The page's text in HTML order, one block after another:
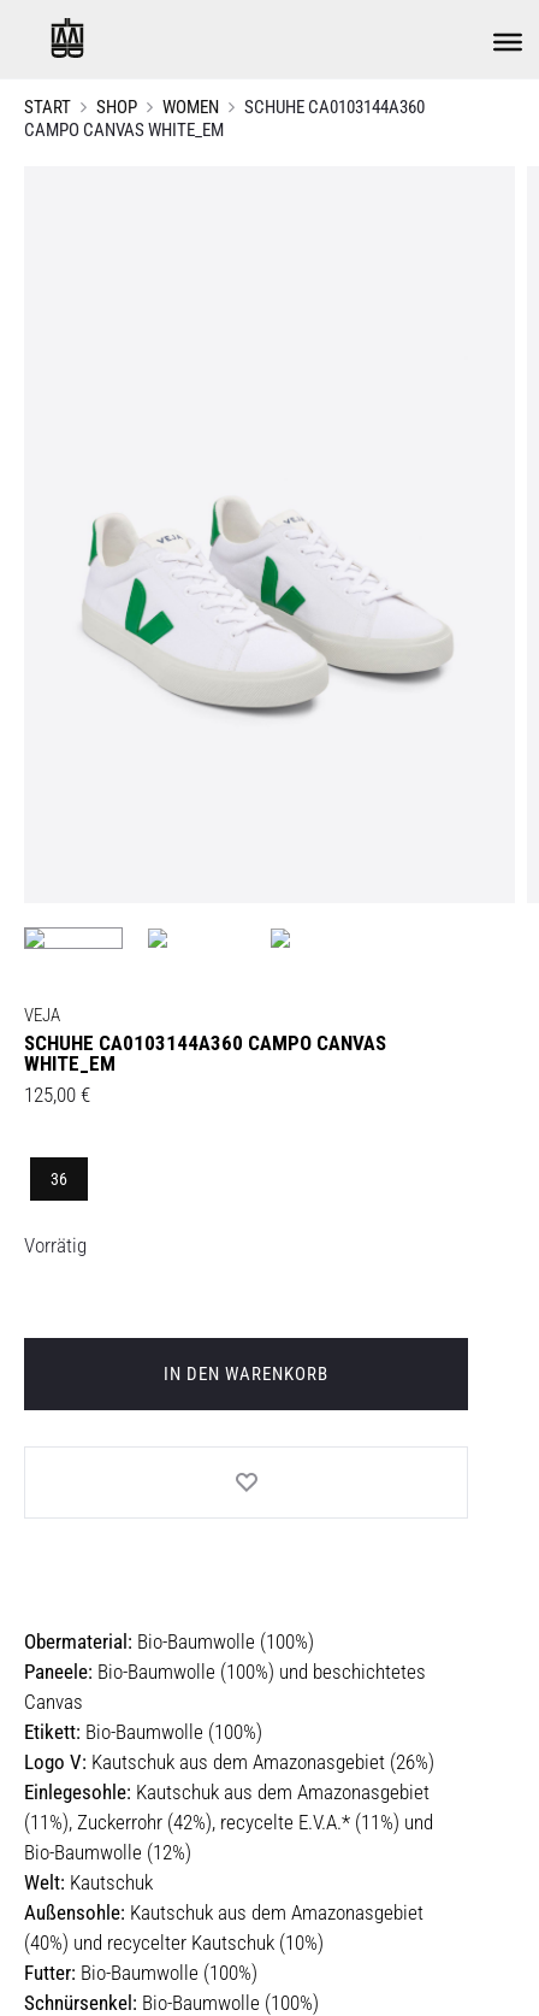
START SHOP WOMEN
SCHUHE CA0103144A360
CAMPO CANVAS WHITE_EM
VEJA
SCHUHE CA0103144A360 CAMPO CANVAS
WHITE_EM
125,00 €
36
Vorrätig
IN DEN WARENKORB
Obermaterial: Bio-Baumwolle (100%)
Paneele: Bio-Baumwolle (100%) und beschichtetes
Canvas
Etikett: Bio-Baumwolle (100%)
Logo V: Kautschuk aus dem Amazonasgebiet (26%)
Einlegesohle: Kautschuk aus dem Amazonasgebiet
(11%), Zuckerrohr (42%), recycelte E.V.A.* (11%) und
Bio-Baumwolle (12%)
Welt: Kautschuk
Außensohle: Kautschuk aus dem Amazonasgebiet
(40%) und recycelter Kautschuk (10%)
Futter: Bio-Baumwolle (100%)
Schnürsenkel: Bio-Baumwolle (100%)